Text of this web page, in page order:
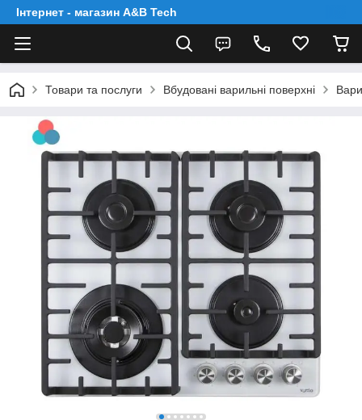
Інтернет - магазин A&B Tech
Товари та послуги Вбудовані варильні поверхні